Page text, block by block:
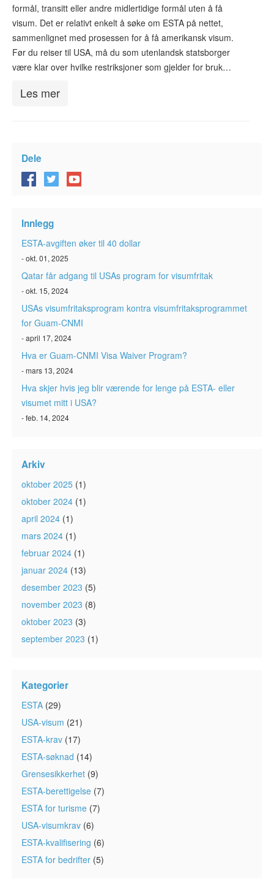
formål, transitt eller andre midlertidige formål uten å få
visum. Det er relativt enkelt å søke om ESTA på nettet,
sammenlignet med prosessen for å få amerikansk visum.
Før du reiser til USA, må du som utenlandsk statsborger
være klar over hvilke restriksjoner som gjelder for bruk…
Les mer
Dele
Innlegg
ESTA-avgiften øker til 40 dollar
- okt. 01, 2025
Qatar får adgang til USAs program for visumfritak
- okt. 15, 2024
USAs visumfritaksprogram kontra visumfritaksprogrammet
for Guam-CNMI
- april 17, 2024
Hva er Guam-CNMI Visa Waiver Program?
- mars 13, 2024
Hva skjer hvis jeg blir værende for lenge på ESTA- eller
visumet mitt i USA?
- feb. 14, 2024
Arkiv
oktober 2025 (1)
oktober 2024 (1)
april 2024 (1)
mars 2024 (1)
februar 2024 (1)
januar 2024 (13)
desember 2023 (5)
november 2023 (8)
oktober 2023 (3)
september 2023 (1)
Kategorier
ESTA (29)
USA-visum (21)
ESTA-krav (17)
ESTA-søknad (14)
Grensesikkerhet (9)
ESTA-berettigelse (7)
ESTA for turisme (7)
USA-visumkrav (6)
ESTA-kvalifisering (6)
ESTA for bedrifter (5)